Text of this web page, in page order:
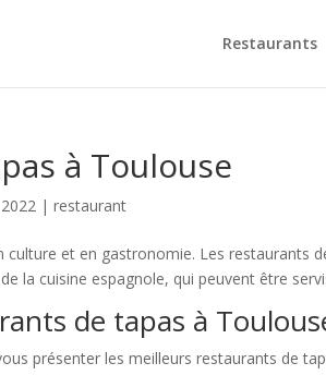
Restaurants
à Toulouse
|restaurant
culture et en gastronomie. Les restaurants
la cuisine espagnole, qui peuvent être
de tapas à
présenter les meilleurs restaurants de